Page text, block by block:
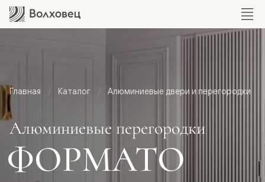
Главная Каталог Алюминиевые двери и перегородки
Алюминиевые перегородки
ФОРМАТО